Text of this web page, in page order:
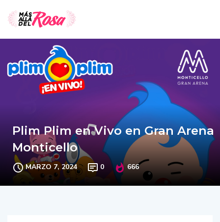
Plim Plim en Vivo en Gran Arena
Monticello
MARZO 7, 2024 0 666